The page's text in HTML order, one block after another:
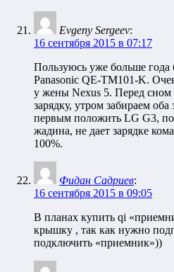
Evgeny Sergeev:
16 сентября 2015 в 07:17
Пользуюсь уже больше года
Panasonic QE-TM101-K.
у жены Nexus 5. Перед сном
зарядку, утром забираем
первым положить LG G3,
жадина, не дает зарядке
100%.
Фидан Садриев:
16 сентября 2015 в 09:05
В планах купить qi
крышку , так как нужно
подключить «приемник»))